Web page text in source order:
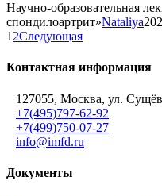
Научно-образовательная
спондилоартрит»Nataliya
1 2Следующая
Контактная информация
127055, Москва, ул.
+7(495)797-62-92
+7(499)750-07-27
info@imfd.ru
Документы